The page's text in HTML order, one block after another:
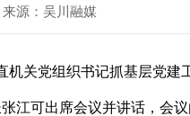
来源：吴川融媒
关党组织书记抓基层党建
可出席会议并讲话，会议